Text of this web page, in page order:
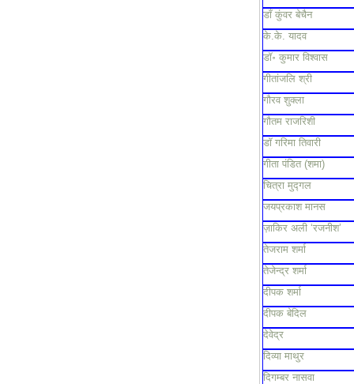
डाँ कुंवर बेचैन
के.के. यादव
डॉ॰ कुमार विश्वास
गीतांजलि श्री
गौरव शुक्ला
गौतम राजरिशी
डॉ गरिमा तिवारी
गीता पंडित (शमा)
चित्रा मुद्गल
जयप्रकाश मानस
ज़ाकिर अली ‘रजनीश’
तेजराम शर्मा
तेजेन्द्र शर्मा
दीपक शर्मा
दीपक बेदिल
देवेद्र
दिव्या माथुर
दिगम्बर नासवा